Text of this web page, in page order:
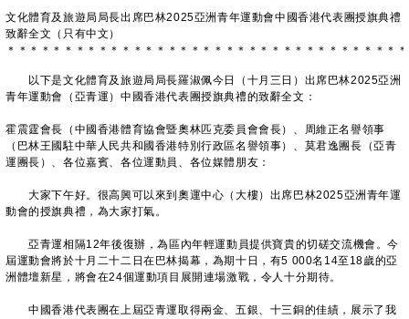
文化體育及旅遊局局長出席巴林2025亞洲青年運動會中國香港代表團授旗典禮
致辭全文（只有中文）
＊ ＊ ＊ ＊ ＊ ＊ ＊ ＊ ＊ ＊ ＊ ＊ ＊ ＊ ＊ ＊ ＊ ＊ ＊ ＊ ＊ ＊ ＊ ＊ ＊ ＊ ＊ ＊ ＊ ＊ ＊ ＊ ＊ ＊ ＊
以下是文化體育及旅遊局局長羅淑佩今日（十月三日）出席巴林2025亞洲
青年運動會（亞青運）中國香港代表團授旗典禮的致辭全文：
霍震霆會長（中國香港體育協會暨奧林匹克委員會會長）、周維正名譽領事
（巴林王國駐中華人民共和國香港特別行政區名譽領事）、莫君逸團長（亞青
運團長）、各位嘉賓、各位運動員、各位媒體朋友：
大家下午好。很高興可以來到奧運中心（大樓）出席巴林2025亞洲青年運
動會的授旗典禮，為大家打氣。
亞青運相隔12年後復辦，為區內年輕運動員提供寶貴的切磋交流機會。今
屆運動會將於十月二十二日在巴林揭幕，為期十日，有5 000名14至18歲的亞
洲體壇新星，將會在24個運動項目展開連場激戰，令人十分期待。
中國香港代表團在上屆亞青運取得兩金、五銀、十三銅的佳績，展示了我